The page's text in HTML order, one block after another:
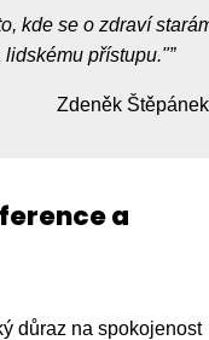
kde se o zdraví
přístupu."
Zdeněk Štěpánek
a
důraz na spokojenost